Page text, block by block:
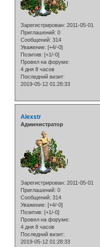
Зарегистрирован: 2011-05-01
Приглашений: 0
Сообщений: 314
Уважение: [+4/-0]
Позитив: [+1/-0]
Провел на форуме:
4 дня 8 часов
Последний визит:
2019-05-12 01:28:33
Alexstr
Администратор
Зарегистрирован: 2011-05-01
Приглашений: 0
Сообщений: 314
Уважение: [+4/-0]
Позитив: [+1/-0]
Провел на форуме:
4 дня 8 часов
Последний визит:
2019-05-12 01:28:33